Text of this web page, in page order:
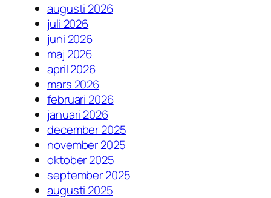
augusti 2026
juli 2026
juni 2026
maj 2026
april 2026
mars 2026
februari 2026
januari 2026
december 2025
november 2025
oktober 2025
september 2025
augusti 2025